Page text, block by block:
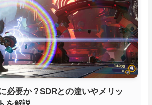
必要か？SDRとの違いやメリッ